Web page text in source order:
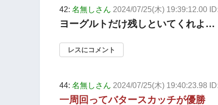
42: 名無しさん 2024/07/25(木) 19:39:12.00
ヨーグルトだけ残しといてくれよ…
レスにコメント
44: 名無しさん 2024/07/25(木) 19:40:23.98
一周回ってバタースカッチが優勝